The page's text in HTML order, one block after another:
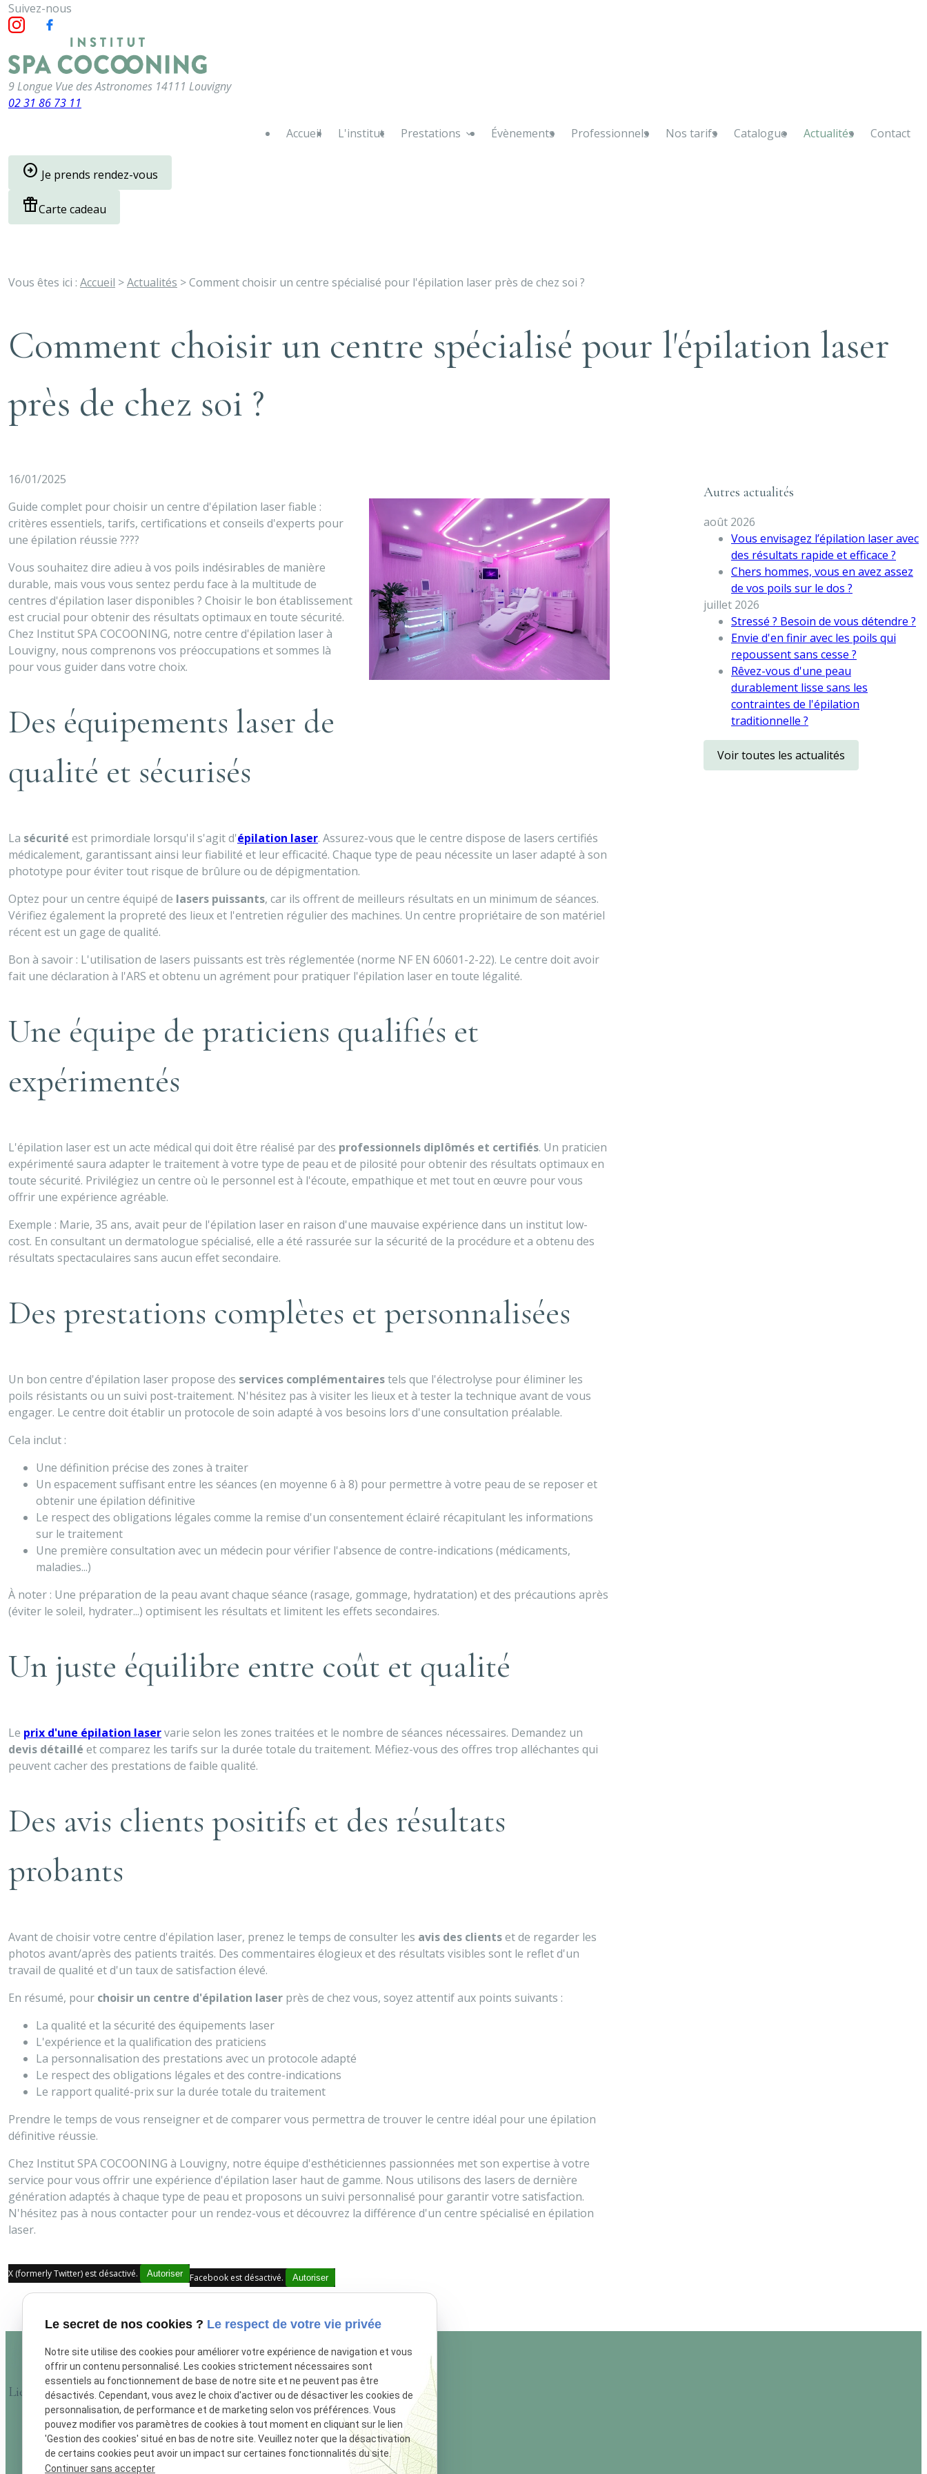
Suivez-nous
9 Longue Vue des Astronomes 14111 Louvigny
02 31 86 73 11
Accueil
L'institut Prestations Évènements Professionnels Nos tarifs Catalogue Actualités Contact
arrow_circle_right Je prends rendez-vous
featured_seasonal_and_giftsCarte cadeau
Vous êtes ici : Accueil >Actualités > Comment choisir un centre spécialisé pour l'épilation laser près de chez soi ?
Comment choisir un centre spécialisé pour l'épilation laser
près de chez soi ?
16/01/2025
Guide complet pour choisir un centre d'épilation laser fiable :
critères essentiels, tarifs, certifications et conseils d'experts pour
une épilation réussie ????
Vous souhaitez dire adieu à vos poils indésirables de manière
durable, mais vous vous sentez perdu face à la multitude de
centres d'épilation laser disponibles ? Choisir le bon établissement
est crucial pour obtenir des résultats optimaux en toute sécurité.
Chez Institut SPA COCOONING, notre centre d'épilation laser à
Louvigny, nous comprenons vos préoccupations et sommes là
pour vous guider dans votre choix.
Des équipements laser de
qualité et sécurisés
La sécurité est primordiale lorsqu'il s'agit d'épilation laser. Assurez-vous que le centre dispose de lasers certifiés
médicalement, garantissant ainsi leur fiabilité et leur efficacité. Chaque type de peau nécessite un laser adapté à son
phototype pour éviter tout risque de brûlure ou de dépigmentation.
Optez pour un centre équipé de lasers puissants, car ils offrent de meilleurs résultats en un minimum de séances.
Vérifiez également la propreté des lieux et l'entretien régulier des machines. Un centre propriétaire de son matériel
récent est un gage de qualité.
Bon à savoir : L'utilisation de lasers puissants est très réglementée (norme NF EN 60601-2-22). Le centre doit avoir
fait une déclaration à l'ARS et obtenu un agrément pour pratiquer l'épilation laser en toute légalité.
Une équipe de praticiens qualifiés et
expérimentés
L'épilation laser est un acte médical qui doit être réalisé par des professionnels diplômés et certifiés. Un praticien
expérimenté saura adapter le traitement à votre type de peau et de pilosité pour obtenir des résultats optimaux en
toute sécurité. Privilégiez un centre où le personnel est à l'écoute, empathique et met tout en œuvre pour vous
offrir une expérience agréable.
Exemple : Marie, 35 ans, avait peur de l'épilation laser en raison d'une mauvaise expérience dans un institut low-
cost. En consultant un dermatologue spécialisé, elle a été rassurée sur la sécurité de la procédure et a obtenu des
résultats spectaculaires sans aucun effet secondaire.
Des prestations complètes et personnalisées
Un bon centre d'épilation laser propose des services complémentairestels que l'électrolyse pour éliminer les
poils résistants ou un suivi post-traitement. N'hésitez pas à visiter les lieux et à tester la technique avant de vous
engager. Le centre doit établir un protocole de soin adapté à vos besoins lors d'une consultation préalable.
Cela inclut :
Une définition précise des zones à traiter
Un espacement suffisant entre les séances (en moyenne 6 à 8) pour permettre à votre peau de se reposer et
obtenir une épilation définitive
Le respect des obligations légales comme la remise d'un consentement éclairé récapitulant les informations
sur le traitement
Une première consultation avec un médecin pour vérifier l'absence de contre-indications (médicaments,
maladies...)
À noter : Une préparation de la peau avant chaque séance (rasage, gommage, hydratation) et des précautions après
(éviter le soleil, hydrater...) optimisent les résultats et limitent les effets secondaires.
Un juste équilibre entre coût et qualité
Le prix d'une épilation laservarie selon les zones traitées et le nombre de séances nécessaires. Demandez un
devis détaillé et comparez les tarifs sur la durée totale du traitement. Méfiez-vous des offres trop alléchantes qui
peuvent cacher des prestations de faible qualité.
Des avis clients positifs et des résultats
probants
Avant de choisir votre centre d'épilation laser, prenez le temps de consulter les avis des clientset de regarder les
photos avant/après des patients traités. Des commentaires élogieux et des résultats visibles sont le reflet d'un
travail de qualité et d'un taux de satisfaction élevé.
En résumé, pour choisir un centre d'épilation laser près de chez vous, soyez attentif aux points suivants :
La qualité et la sécurité des équipements laser
L'expérience et la qualification des praticiens
La personnalisation des prestations avec un protocole adapté
Le respect des obligations légales et des contre-indications
Le rapport qualité-prix sur la durée totale du traitement
Prendre le temps de vous renseigner et de comparer vous permettra de trouver le centre idéal pour une épilation
définitive réussie.
Chez Institut SPA COCOONING à Louvigny, notre équipe d'esthéticiennes passionnées met son expertise à votre
service pour vous offrir une expérience d'épilation laser haut de gamme. Nous utilisons des lasers de dernière
génération adaptés à chaque type de peau et proposons un suivi personnalisé pour garantir votre satisfaction.
N'hésitez pas à nous contacter pour un rendez-vous et découvrez la différence d'un centre spécialisé en épilation
laser.
X (formerly Twitter) est désactivé. Autoriser Facebook est désactivé. Autoriser
Autres actualités
août 2026
Vous envisagez l’épilation laser avec
des résultats rapide et efficace ?
Chers hommes, vous en avez assez
de vos poils sur le dos ?
juillet 2026
Stressé ? Besoin de vous détendre ?
Envie d'en finir avec les poils qui
repoussent sans cesse ?
Rêvez-vous d'une peau
durablement lisse sans les
contraintes de l'épilation
traditionnelle ?
Voir toutes les actualités
Liens utiles
Accueil
L'institut
Actualités
Panneau de gestion des cookies
Le secret de nos cookies ? Le respect de votre vie privée
Notre site utilise des cookies pour améliorer votre expérience de navigation et vous
offrir un contenu personnalisé. Les cookies strictement nécessaires sont
essentiels au fonctionnement de base de notre site et ne peuvent pas être
désactivés. Cependant, vous avez le choix d'activer ou de désactiver les cookies de
personnalisation, de performance et de marketing selon vos préférences. Vous
pouvez modifier vos paramètres de cookies à tout moment en cliquant sur le lien
'Gestion des cookies' situé en bas de notre site. Veuillez noter que la désactivation
de certains cookies peut avoir un impact sur certaines fonctionnalités du site.
Continuer sans accepter